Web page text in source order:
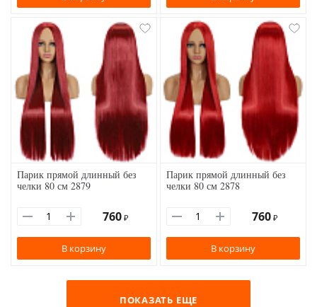
Парик прямой длинный без
челки 80 см 2879
760 ₽
В корзину
Парик прямой длинный без
челки 80 см 2878
760 ₽
В корзину
ПОКАЗАТЬ ЕЩЕ